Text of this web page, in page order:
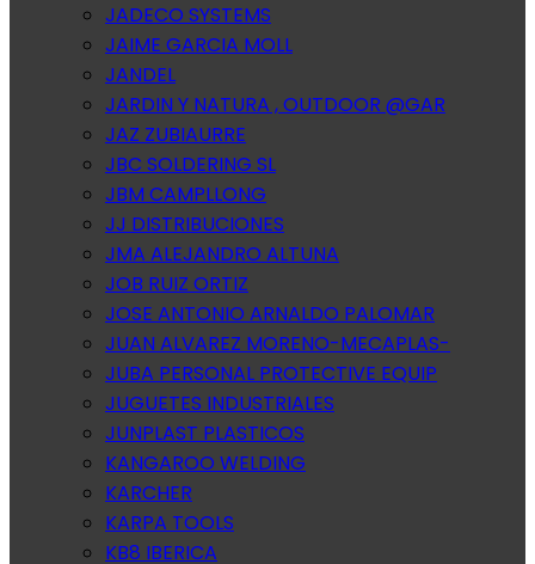
JADECO SYSTEMS
JAIME GARCIA MOLL
JANDEL
JARDIN Y NATURA , OUTDOOR @GAR
JAZ ZUBIAURRE
JBC SOLDERING SL
JBM CAMPLLONG
JJ DISTRIBUCIONES
JMA ALEJANDRO ALTUNA
JOB RUIZ ORTIZ
JOSE ANTONIO ARNALDO PALOMAR
JUAN ALVAREZ MORENO-MECAPLAS-
JUBA PERSONAL PROTECTIVE EQUIP
JUGUETES INDUSTRIALES
JUNPLAST PLASTICOS
KANGAROO WELDING
KARCHER
KARPA TOOLS
KB8 IBERICA